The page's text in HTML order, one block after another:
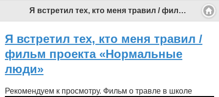
Я встретил тех, кто меня травил / фильм проекта «Нормальные люди» - Профессиональный педагог
Я встретил тех, кто меня травил /
фильм проекта «Нормальные
люди»
Рекомендуем к просмотру. Фильм о травле в школе